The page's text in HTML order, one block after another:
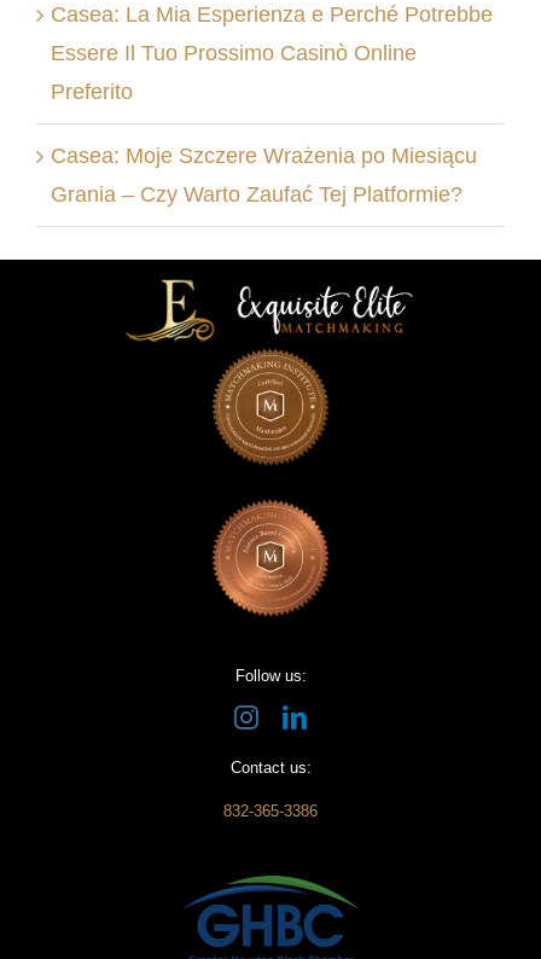
Casea: La Mia Esperienza e Perché Potrebbe
Essere Il Tuo Prossimo Casinò Online
Preferito
Casea: Moje Szczere Wrażenia po Miesiącu
Grania – Czy Warto Zaufać Tej Platformie?
Follow us:
Contact us:
832-365-3386